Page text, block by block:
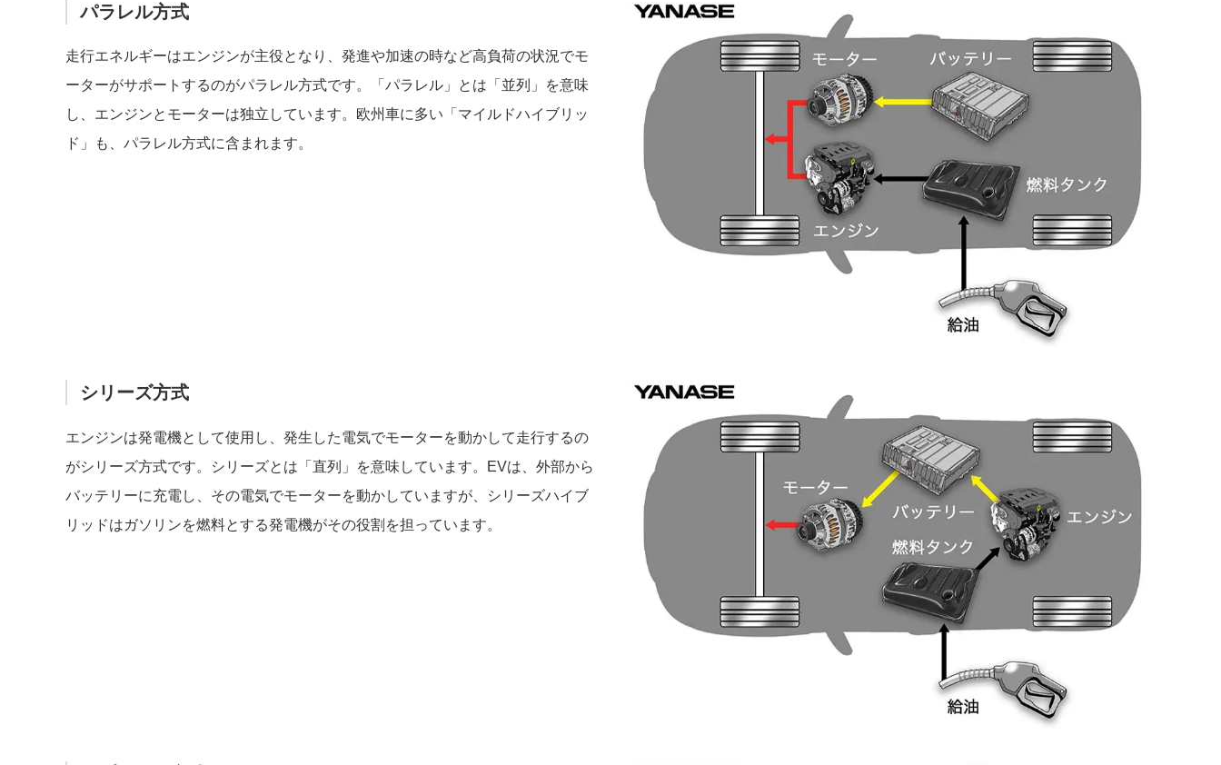
パラレル方式
走行エネルギーはエンジンが主役となり、発進や加速の時など高負荷の状況でモ
ーターがサポートするのがパラレル方式です。「パラレル」とは「並列」を意味
し、エンジンとモーターは独立しています。欧州車に多い「マイルドハイブリッ
ド」も、パラレル方式に含まれます。
シリーズ方式
エンジンは発電機として使用し、発生した電気でモーターを動かして走行するの
がシリーズ方式です。シリーズとは「直列」を意味しています。EVは、外部から
バッテリーに充電し、その電気でモーターを動かしていますが、シリーズハイブ
リッドはガソリンを燃料とする発電機がその役割を担っています。